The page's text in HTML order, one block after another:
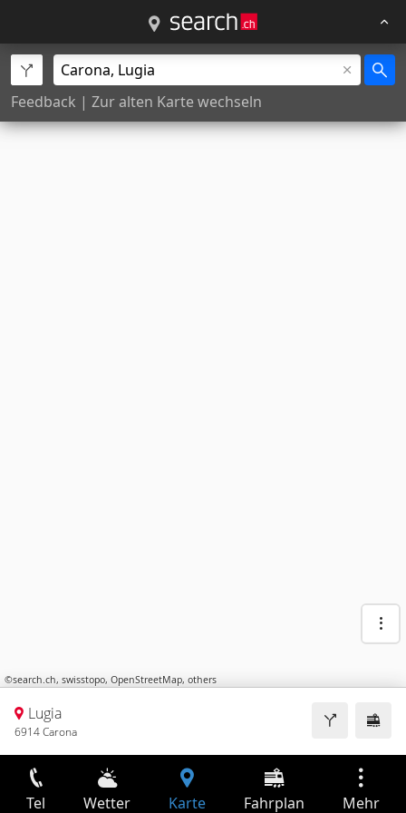
Feedback | Zur alten Karte wechseln
©search.ch, swisstopo, OpenStreetMap, others
Lugia
6914 Carona
Tel Wetter Karte Fahrplan Mehr